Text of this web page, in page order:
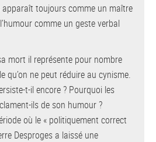
apparaît toujours comme un maître
comme un geste verbal
mort il représente pour nombre
qu’on ne peut réduire au cynisme.
t-il encore ? Pourquoi les
ils de son humour ?
où le « politiquement correct
Desproges a laissé une